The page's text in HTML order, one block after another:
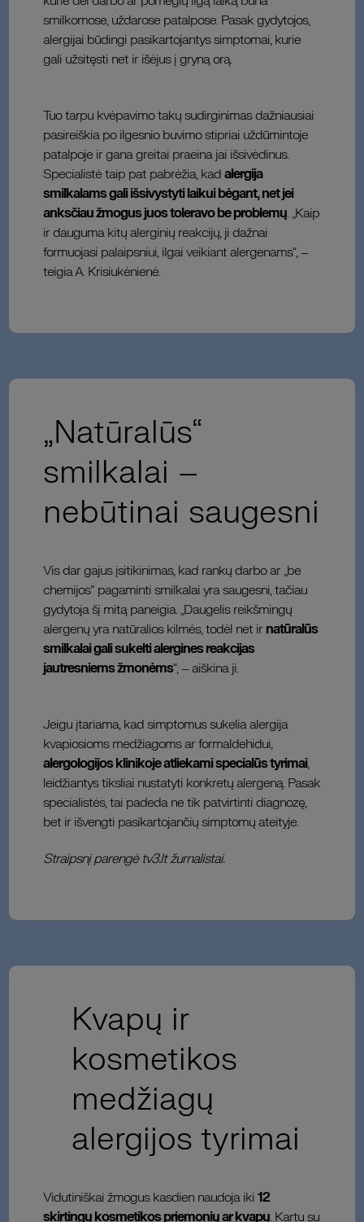
smilkomose, uždarose patalpose. Pasak gydytojos,
alergijai būdingi pasikartojantys simptomai, kurie
gali užsitęsti net ir išėjus į gryną orą.
Tuo tarpu kvėpavimo takų sudirginimas dažniausiai
pasireiškia po ilgesnio buvimo stipriai uždūmintoje
patalpoje ir gana greitai praeina jai išsivėdinus.
Specialistė taip pat pabrėžia, kadalergija
smilkalams gali išsivystyti laikui bėgant, net jei
anksčiau žmogus juos toleravo be problemų. „Kaip
ir dauguma kitų alerginių reakcijų, ji dažnai
formuojasi palaipsniui, ilgai veikiant alergenams“, –
teigia A. Krisiukėnienė.
„Natūralūs“
smilkalai –
nebūtinai saugesni
Vis dar gajus įsitikinimas, kad rankų darbo ar „be
chemijos“ pagaminti smilkalai yra saugesni, tačiau
gydytoja šį mitą paneigia. „Daugelis reikšmingų
alergenų yra natūralios kilmės, todėl net ir natūralūs
smilkalai gali sukelti alergines reakcijas
jautresniems žmonėms“, – aiškina ji.
Jeigu įtariama, kad simptomus sukelia alergija
kvapiosioms medžiagoms ar formaldehidui,
alergologijos klinikoje atliekami specialūs tyrimai,
leidžiantys tiksliai nustatyti konkretų alergeną. Pasak
specialistės, tai padeda ne tik patvirtinti diagnozę,
bet ir išvengti pasikartojančių simptomų ateityje.
Straipsnį parengė tv3.lt žurnalistai.
Kvapų ir
kosmetikos
medžiagų
alergijos tyrimai
Vidutiniškai žmogus kasdien naudoja iki12
skirtingų kosmetikos priemonių ar kvapų. Kartu su